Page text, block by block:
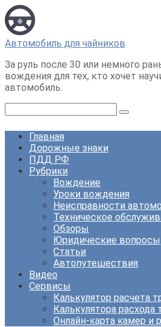
Перейти
к
контенту
Автомобиль для чайников
За руль после 30 или немного
вождения для тех, кто хочет
автомобиль.
Главная
Дорожные знаки
ПДД РФ
Рубрики
Вождение
Уроки вождения
Неисправности
Техническое
Обзоры
Юридические вопросы
Статьи
Автопутешествия
Видео
Сервисы
Калькулятор расчета
Калькулятора расхода
Онлайн-карта камер